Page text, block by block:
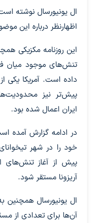
ال یونیورسال نوشته
اظهارنظر درباره این
این روزنامه مکزیکی
تنش‌های موجود میان
پیش‌تر نیز
ایران اعمال شده بود.
در ادامه گزارش آمده
خود را در شهر
پیش از آغاز تنش‌های
آریزونا مستقر شود.
ال یونیورسال همچنین
آن‌ها برای تعدادی از